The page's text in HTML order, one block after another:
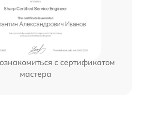
с сертификатом
мастера